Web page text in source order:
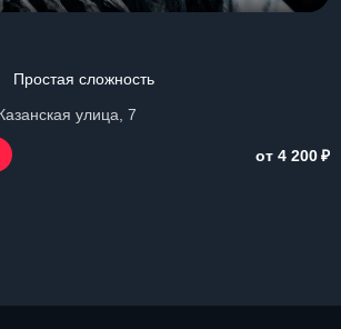
Простая сложность
улица, 7
от 4 200₽